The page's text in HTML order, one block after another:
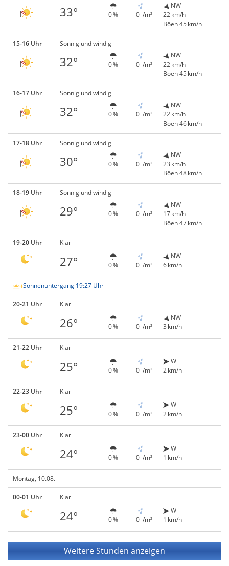
33° 0 % 0 l/m²
NW
22 km/h
Böen 45 km/h
15-16 Uhr Sonnig und windig
32° 0 % 0 l/m²
NW
22 km/h
Böen 45 km/h
16-17 Uhr Sonnig und windig
32° 0 % 0 l/m²
NW
22 km/h
Böen 46 km/h
17-18 Uhr Sonnig und windig
30° 0 % 0 l/m²
NW
23 km/h
Böen 48 km/h
18-19 Uhr Sonnig und windig
29° 0 % 0 l/m²
NW
17 km/h
Böen 47 km/h
19-20 Uhr Klar
27° 0 % 0 l/m²
NW
6 km/h
Sonnenuntergang 19:27 Uhr
20-21 Uhr Klar
26° 0 % 0 l/m²
NW
3 km/h
21-22 Uhr Klar
25° 0 % 0 l/m²
W
2 km/h
22-23 Uhr Klar
25° 0 % 0 l/m²
W
2 km/h
23-00 Uhr Klar
24° 0 % 0 l/m²
W
1 km/h
Montag, 10.08.
00-01 Uhr Klar
24° 0 % 0 l/m²
W
1 km/h
Weitere Stunden anzeigen